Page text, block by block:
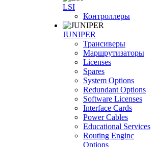
LSI
Контроллеры
JUNIPER
Трансиверы
Маршрутизаторы
Licenses
Spares
System Options
Redundant Options
Software Licenses
Interface Cards
Power Cables
Educational Services
Routing Enginc
Options